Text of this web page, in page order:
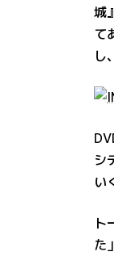
城
て
し
シ
い
ト
た